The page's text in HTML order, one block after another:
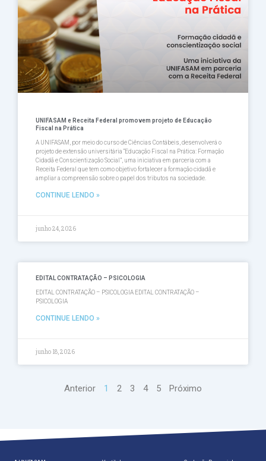
UNIFASAM e Receita Federal promovem projeto de Educação
Fiscal na Prática
A UNIFASAM, por meio do curso de Ciências Contábeis, desenvolverá o
projeto de extensão universitária “Educação Fiscal na Prática: Formação
Cidadã e Conscientização Social”, uma iniciativa em parceria com a
Receita Federal que tem como objetivo fortalecer a formação cidadã e
ampliar a compreensão sobre o papel dos tributos na sociedade.
CONTINUE LENDO »
junho 24, 2026
EDITAL CONTRATAÇÃO – PSICOLOGIA
EDITAL CONTRATAÇÃO – PSICOLOGIA EDITAL CONTRATAÇÃO –
PSICOLOGIA
CONTINUE LENDO »
junho 18, 2026
Anterior 1 2 3 4 5 Próximo